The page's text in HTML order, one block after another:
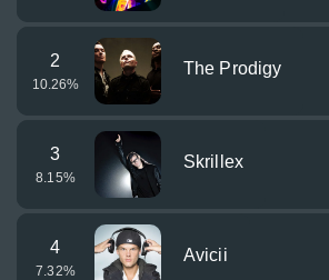
2
10.26%
The Prodigy
3
8.15%
Skrillex
4
7.32%
Avicii